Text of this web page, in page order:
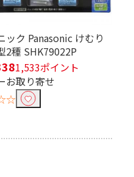
ック Panasonic けむり
2種 SHK79022P
1,533ポイント
お取り寄せ